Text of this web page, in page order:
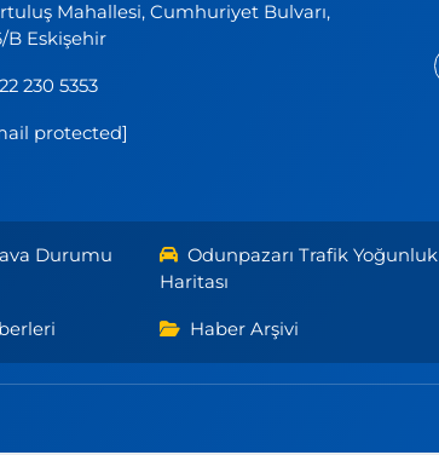
Mahallesi, Cumhuriyet Bulvarı,
B Eskişehir
230 5353
protected]
Durumu
Odunpazarı Trafik Yoğunluk
Haritası
Haber Arşivi